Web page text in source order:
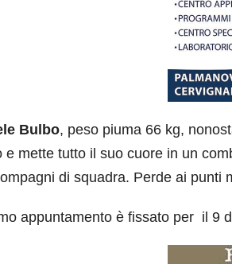
Bulbo, peso piuma 66 kg,
e mette tutto il suo cuore in un
di squadra. Perde ai punti
appuntamento è fissato per il 9